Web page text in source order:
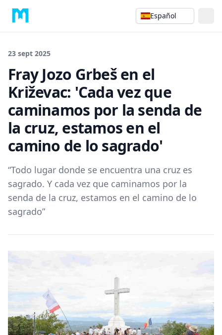
Español
23 sept 2025
Fray Jozo Grbeš en el
Križevac: 'Cada vez que
caminamos por la senda de
la cruz, estamos en el
camino de lo sagrado'
“Todo lugar donde se encuentra una cruz es
sagrado. Y cada vez que caminamos por la
senda de la cruz, estamos en el camino de lo
sagrado”